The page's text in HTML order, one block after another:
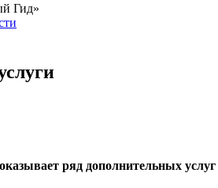
Гид»
ряд дополнительных услуг